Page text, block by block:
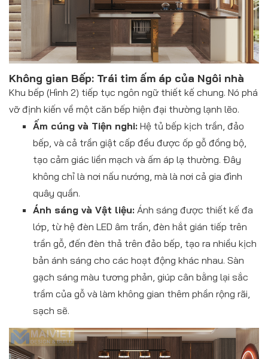
Không gian Bếp: Trái tim ấm áp của Ngôi nhà
Khu bếp (Hình 2) tiếp tục ngôn ngữ thiết kế chung. Nó phá
vỡ định kiến về một căn bếp hiện đại thường lạnh lẽo.
Ấm cúng và Tiện nghi: Hệ tủ bếp kịch trần, đảo
bếp, và cả trần giật cấp đều được ốp gỗ đồng bộ,
tạo cảm giác liền mạch và ấm áp lạ thường. Đây
không chỉ là nơi nấu nướng, mà là nơi cả gia đình
quây quần.
Ánh sáng và Vật liệu: Ánh sáng được thiết kế đa
lớp, từ hệ đèn LED âm trần, đèn hắt gián tiếp trên
trần gỗ, đến đèn thả trên đảo bếp, tạo ra nhiều kịch
bản ánh sáng cho các hoạt động khác nhau. Sàn
gạch sáng màu tương phản, giúp cân bằng lại sắc
trầm của gỗ và làm không gian thêm phần rộng rãi,
sạch sẽ.